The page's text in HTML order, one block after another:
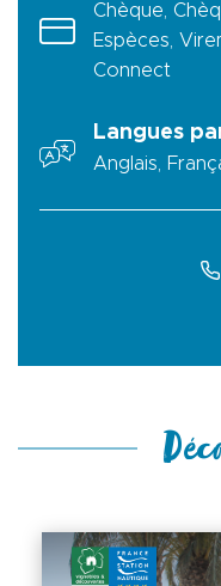
Chèque,
Espèces,
Connect
Langues
Anglais,